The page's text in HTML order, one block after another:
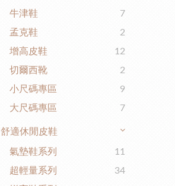
牛津鞋
7
孟克鞋
2
增高皮鞋
12
切爾西靴
2
小尺碼專區
9
大尺碼專區
7
舒適休閒皮鞋
氣墊鞋系列
11
超輕量系列
34